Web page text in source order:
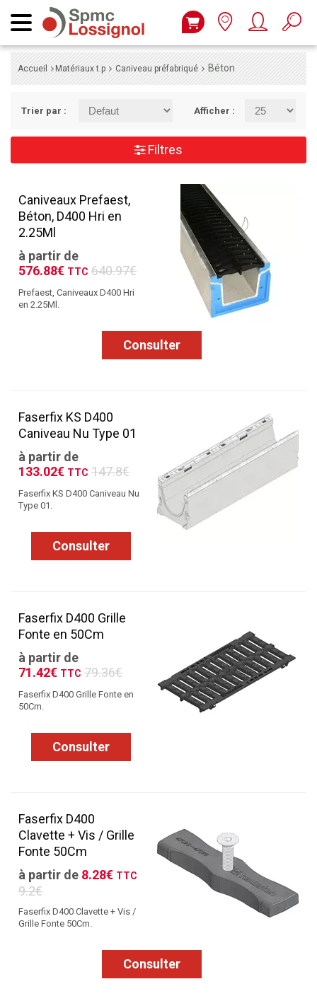
Accueil Matériaux t.p Caniveau préfabriqué Béton
Trier par : Afficher :
Filtres
Caniveaux Prefaest,
Béton, D400 Hri en
2.25Ml
à partir de
576.88€ TTC 640.97€
Prefaest, Caniveaux D400 Hri
en 2.25Ml.
Consulter
Faserfix KS D400
Caniveau Nu Type 01
à partir de
133.02€ TTC 147.8€
Faserfix KS D400 Caniveau Nu
Type 01.
Consulter
Faserfix D400 Grille
Fonte en 50Cm
à partir de
71.42€ TTC 79.36€
Faserfix D400 Grille Fonte en
50Cm.
Consulter
Faserfix D400
Clavette + Vis / Grille
Fonte 50Cm
à partir de 8.28€ TTC
9.2€
Faserfix D400 Clavette + Vis /
Grille Fonte 50Cm.
Consulter